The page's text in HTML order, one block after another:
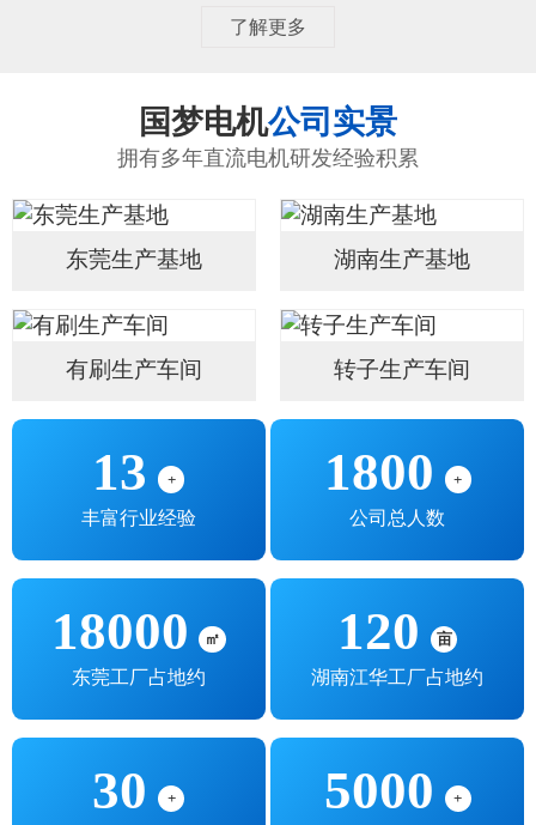
了解更多
国梦电机公司实景
拥有多年直流电机研发经验积累
东莞生产基地 湖南生产基地
有刷生产车间 转子生产车间
13 +
丰富行业经验
1800 +
公司总人数
18000 ㎡
东莞工厂占地约
120 亩
湖南江华工厂占地约
30 + 5000 +